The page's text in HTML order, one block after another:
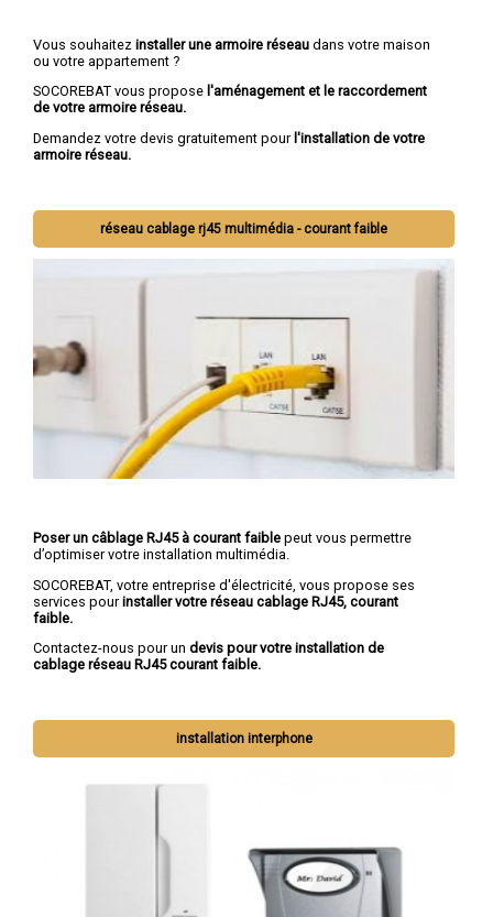
Vous souhaitez installer une armoire réseau dans votre maison
ou votre appartement ?
SOCOREBAT vous propose l'aménagement et le raccordement
de votre armoire réseau.
Demandez votre devis gratuitement pourl'installation de votre
armoire réseau.
réseau cablage rj45 multimédia - courant faible
Poser un câblage RJ45 à courant faible peut vous permettre
d’optimiser votre installation multimédia.
SOCOREBAT, votre entreprise d'électricité, vous propose ses
services pourinstaller votre réseau cablage RJ45, courant
faible.
Contactez-nous pour un devis pour votre installation de
cablage réseau RJ45 courant faible.
installation interphone